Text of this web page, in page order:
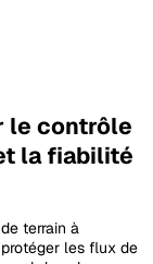
le contrôle
la fiabilité
terrain à
les flux de